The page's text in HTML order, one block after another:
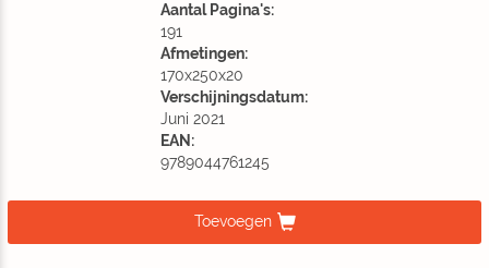
Aantal Pagina's:
191
Afmetingen:
170x250x20
Verschijningsdatum:
Juni 2021
EAN:
9789044761245
Toevoegen